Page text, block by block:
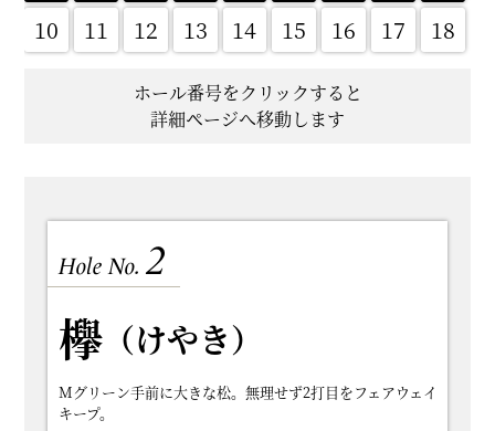
10
11 12 13 14 15 16 17 18
ホール番号をクリックすると
詳細ページへ移動します
1
（うめ）
Hole No. 2
欅（けやき）
Mグリーン手前に大きな松。無理せず2打目をフェアウェイ
キープ。
3
（しょうぶ）
4
（くぬぎ）
5
（くすのき）
6
（もくれん）
7
（すいれん）
8
（さるすべり）
9
10
（まつ）
11
12
（しらかば）
13
（あじさい）
14
15
（もくせい）
16
（さくら）
17
18